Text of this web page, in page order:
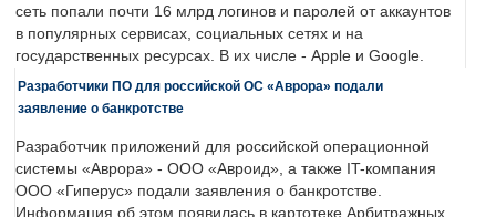
сеть попали почти 16 млрд логинов и паролей от аккаунтов
в популярных сервисах, социальных сетях и на
государственных ресурсах. В их числе - Apple и Google.
Разработчики ПО для российской ОС «Аврора» подали
заявление о банкротстве
Разработчик приложений для российской операционной
системы «Аврора» - ООО «Авроид», а также IT-компания
ООО «Гиперус» подали заявления о банкротстве.
Информация об этом появилась в картотеке Арбитражных